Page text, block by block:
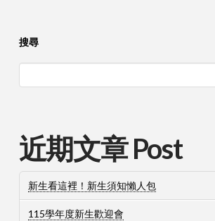
搜尋
近期文章 Post
新生看這裡！新生須知懶人包
115學年度新生歡迎會